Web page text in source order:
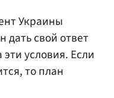
Украины
дать свой ответ
условия. Если
то план